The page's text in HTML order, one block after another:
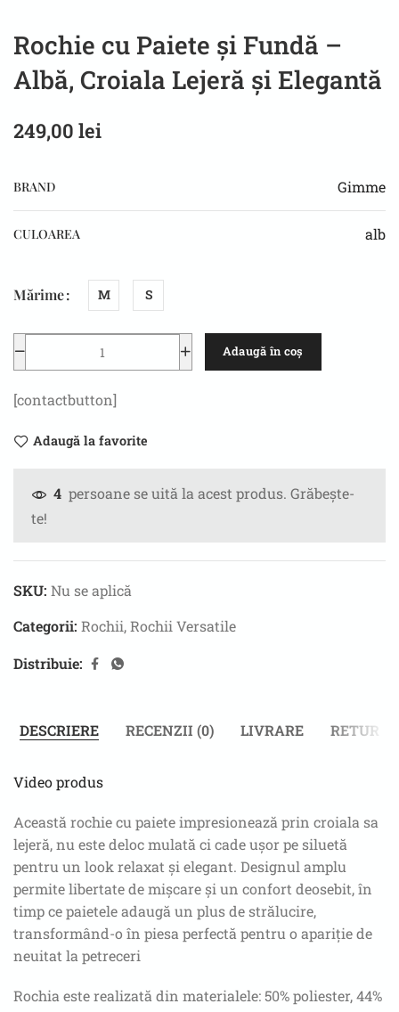
Rochie cu Paiete și Fundă –
Albă, Croiala Lejeră și Elegantă
249,00 lei
BRAND Gimme
CULOAREA alb
Mărime M S
Adaugă în coș
[contactbutton]
Adaugă la favorite
4 persoane se uită la acest produs. Grăbește-
te!
SKU: Nu se aplică
Categorii: Rochii,Rochii Versatile
Distribuie:
DESCRIERE RECENZII (0) LIVRARE RETUR
Video produs
Această rochie cu paiete impresionează prin croiala sa
lejeră, nu este deloc mulată ci cade ușor pe siluetă
pentru un look relaxat și elegant. Designul amplu
permite libertate de mișcare și un confort deosebit, în
timp ce paietele adaugă un plus de strălucire,
transformând-o în piesa perfectă pentru o apariție de
neuitat la petreceri
Rochia este realizată din materialele: 50% poliester, 44%